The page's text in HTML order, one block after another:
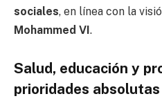
sociales, en línea con la
Mohammed VI.
Salud, educación y
prioridades absolutas